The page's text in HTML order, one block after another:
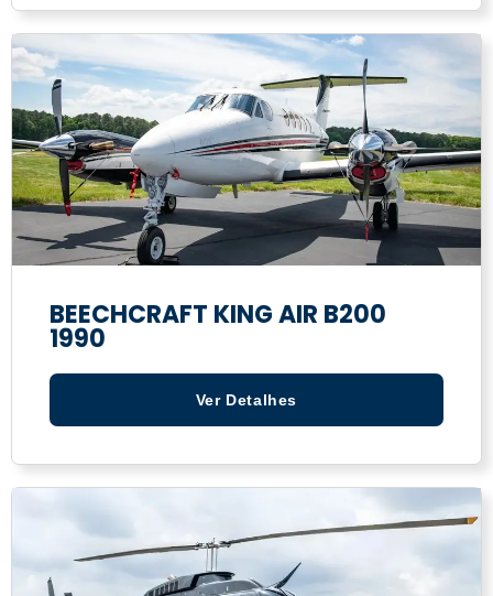
BEECHCRAFT KING AIR B200
1990
Ver Detalhes